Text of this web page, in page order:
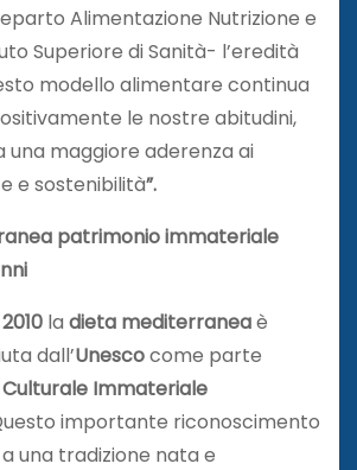
Alimentazione Nutrizione e
Superiore di Sanità- l’eredità
modello alimentare continua
le nostre abitudini,
una maggiore aderenza ai
e sostenibilità”.
patrimonio immateriale
la dieta mediterraneaè
dall’Unescocome parte
Immateriale
importante riconoscimento
una tradizione nata e